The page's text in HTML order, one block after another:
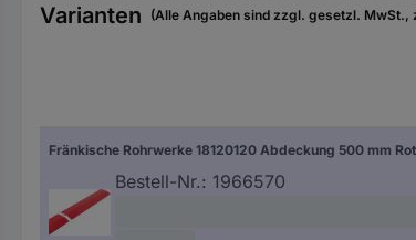
Varianten (Alle Angaben sind zzgl. gesetzl. MwSt.,
Bestell-Nr.: 1966570